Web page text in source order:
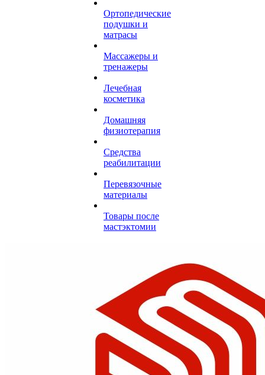
Ортопедические
подушки и
матрасы
Массажеры и
тренажеры
Лечебная
косметика
Домашняя
физиотерапия
Средства
реабилитации
Перевязочные
материалы
Товары после
мастэктомии